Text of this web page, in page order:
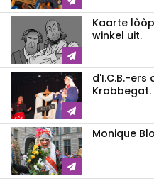
Kaarte
winkel uit.
d'I.C.B.-ers
Krabbegat.
Monique